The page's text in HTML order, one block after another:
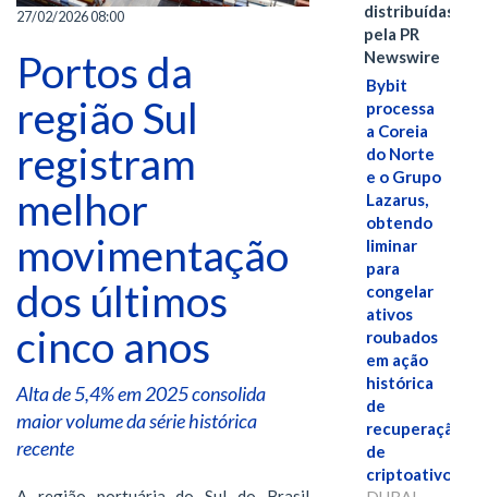
27/02/2026 08:00
Portos da
região Sul
registram
melhor
movimentação
dos últimos
cinco anos
Alta de 5,4% em 2025 consolida
maior volume da série histórica
recente
distribuídas
pela PR
Newswire
Bybit
processa
a Coreia
do Norte
e o Grupo
Lazarus,
obtendo
liminar
para
congelar
ativos
roubados
em ação
histórica
de
recuperação
de
criptoativos